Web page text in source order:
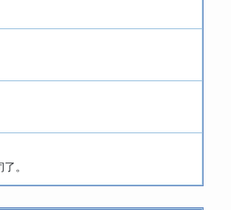
。